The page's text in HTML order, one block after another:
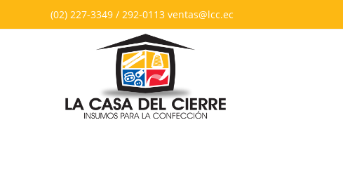
(02) 227-3349 / 292-0113 ventas@lcc.ec